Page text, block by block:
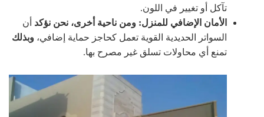
تآكل أو تغيير في اللون.
الأمان الإضافي للمنزل: ومن ناحية أخرى، نحن نؤكد أن
السواتر الحديدية القوية تعمل كحاجز حماية إضافي، وبذلك
تمنع أي محاولات تسلق غير مصرح بها.